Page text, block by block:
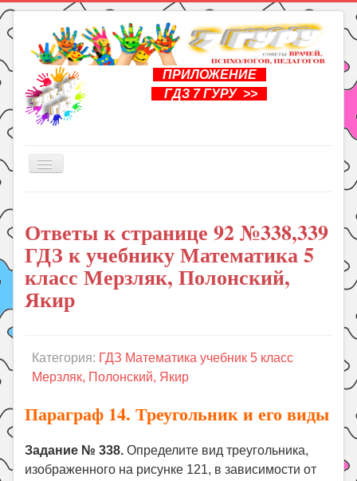
ПРИЛОЖЕНИЕ
ГДЗ 7 ГУРУ >>
Включить/
Книги
Рукоделие
Подготовка к школе
Уроки
Праздники
Летом!
Поиск
Ответы к странице 92 №338,339
ГДЗ к учебнику Математика 5
класс Мерзляк, Полонский,
Якир
Категория: ГДЗ Математика учебник 5 класс
Мерзляк, Полонский, Якир
Параграф 14. Треугольник и его виды
Задание № 338. Определите вид треугольника,
изображенного на рисунке 121, в зависимости от